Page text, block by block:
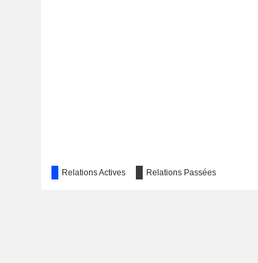
Relations Actives Relations Passées